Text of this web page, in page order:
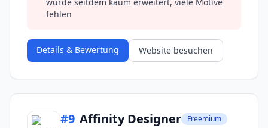
wurde seitdem kaum erweitert, viele Motive
fehlen
Details & Bewertung Website besuchen
#9 Affinity Designer Freemium